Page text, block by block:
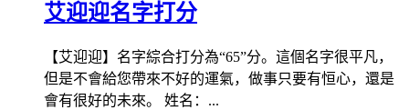
艾迎迎名字打分
【艾迎迎】名字綜合打分為“65”分。這個名字很平凡，
但是不會給您帶來不好的運氣，做事只要有恒心，還是
會有很好的未來。 姓名：...